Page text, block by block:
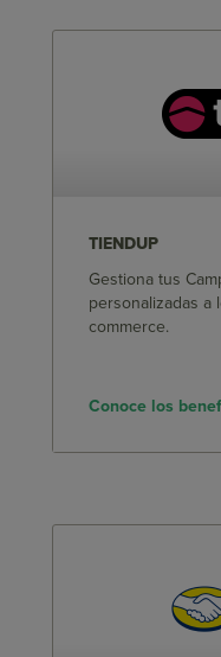
TIENDUP
Gestiona tus
personalizadas a
commerce.
Conoce los